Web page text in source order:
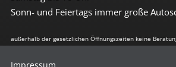
Sonn- und Feiertags immer große
außerhalb der gesetzlichen Öffnungszeiten keine